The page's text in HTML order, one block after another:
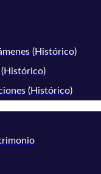
(Histórico)
(Histórico)
(Histórico)